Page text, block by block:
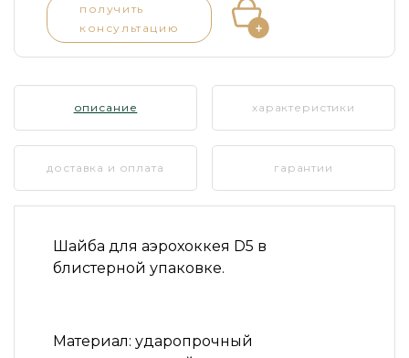
получить
консультацию
описание характеристики
доставка и оплата гарантии
Шайба для аэрохоккея D5 в
блистерной упаковке.
Материал: ударопрочный